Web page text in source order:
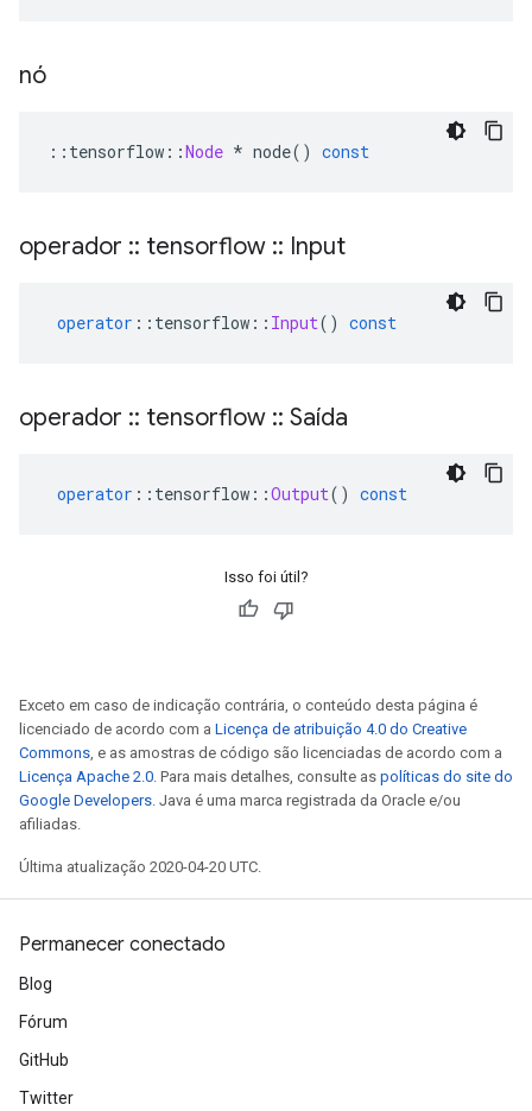
nó
:: tensorflow ::Node * node() const
operador :: tensorflow :: Input
operator :: tensorflow :: Input() const
operador :: tensorflow :: Saída
operator :: tensorflow ::Output() const
Isso foi útil?
Exceto em caso de indicação contrária, o conteúdo desta página é
licenciado de acordo com a Licença de atribuição 4.0 do Creative
Commons, e as amostras de código são licenciadas de acordo com a
Licença Apache 2.0. Para mais detalhes, consulte as políticas do site do
Google Developers. Java é uma marca registrada da Oracle e/ou
afiliadas.
Última atualização 2020-04-20 UTC.
Permanecer conectado
Blog
Fórum
GitHub
Twitter